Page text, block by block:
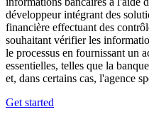
développeur intégrant des
financière effectuant des
souhaitant vérifier les
le processus en fournissant un
essentielles, telles que la
et, dans certains cas, l'agence
Get started